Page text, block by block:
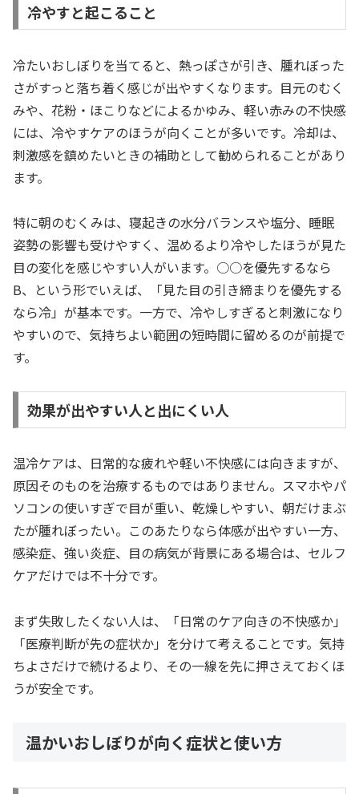
冷やすと起こること
冷たいおしぼりを当てると、熱っぽさが引き、腫れぼった
さがすっと落ち着く感じが出やすくなります。目元のむく
みや、花粉・ほこりなどによるかゆみ、軽い赤みの不快感
には、冷やすケアのほうが向くことが多いです。冷却は、
刺激感を鎮めたいときの補助として勧められることがあり
ます。
特に朝のむくみは、寝起きの水分バランスや塩分、睡眠
姿勢の影響も受けやすく、温めるより冷やしたほうが見た
目の変化を感じやすい人がいます。○○を優先するなら
B、という形でいえば、「見た目の引き締まりを優先する
なら冷」が基本です。一方で、冷やしすぎると刺激になり
やすいので、気持ちよい範囲の短時間に留めるのが前提で
す。
効果が出やすい人と出にくい人
温冷ケアは、日常的な疲れや軽い不快感には向きますが、
原因そのものを治療するものではありません。スマホやパ
ソコンの使いすぎで目が重い、乾燥しやすい、朝だけまぶ
たが腫れぼったい。このあたりなら体感が出やすい一方、
感染症、強い炎症、目の病気が背景にある場合は、セルフ
ケアだけでは不十分です。
まず失敗したくない人は、「日常のケア向きの不快感か」
「医療判断が先の症状か」を分けて考えることです。気持
ちよさだけで続けるより、その一線を先に押さえておくほ
うが安全です。
温かいおしぼりが向く症状と使い方